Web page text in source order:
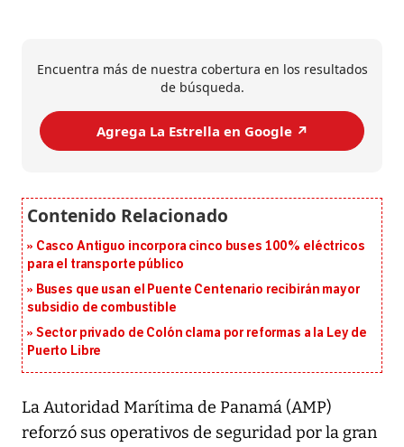
Encuentra más de nuestra cobertura en los resultados
de búsqueda.
Agrega La Estrella en Google ↗️
Casco Antiguo incorpora cinco buses 100% eléctricos
para el transporte público
Buses que usan el Puente Centenario recibirán mayor
subsidio de combustible
Sector privado de Colón clama por reformas a la Ley de
Puerto Libre
La Autoridad Marítima de Panamá (AMP)
reforzó sus operativos de seguridad por la gran